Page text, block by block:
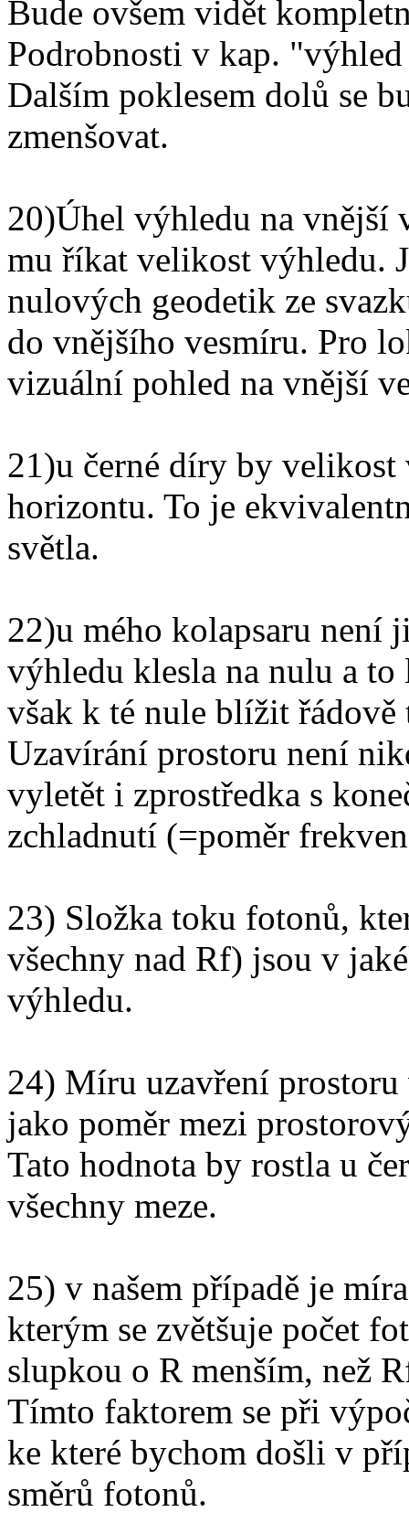
Bude ovšem vidět
Podrobnosti v kap.
Dalším poklesem dolů se
zmenšovat.
20)Úhel výhledu na vnější
mu říkat velikost výhledu.
nulových geodetik ze
do vnějšího vesmíru. Pro
vizuální pohled na vnější
21)u černé díry by velikost
horizontu. To je
světla.
22)u mého kolapsaru není
výhledu klesla na nulu a
však k té nule blížit
Uzavírání prostoru není
vyletět i zprostředka s
zchladnutí (=poměr
23) Složka toku fotonů,
všechny nad Rf) jsou v
výhledu.
24) Míru uzavření
jako poměr mezi
Tato hodnota by rostla u
všechny meze.
25) v našem případě je
kterým se zvětšuje počet
slupkou o R menším, než
Tímto faktorem se při
ke které bychom došli v
směrů fotonů.